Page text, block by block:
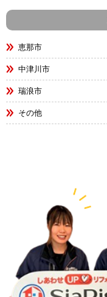
恵那市
中津川市
瑞浪市
その他